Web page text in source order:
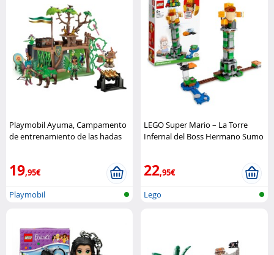
Playmobil Ayuma, Campamento
de entrenamiento de las hadas
19,95€
Playmobil
LEGO Super Mario – La Torre
Infernal del Boss Hermano Sumo
22,95€
Lego